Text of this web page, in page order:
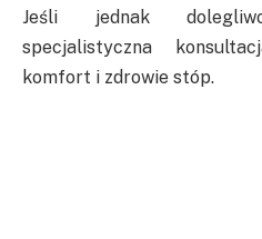
Jeśli jednak
specjalistyczna
komfort i zdrowie stóp.